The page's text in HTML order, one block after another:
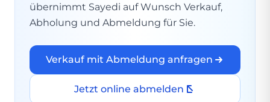
übernimmt Sayedi auf Wunsch Verkauf,
Abholung und Abmeldung für Sie.
Verkauf mit Abmeldung anfragen
Jetzt online abmelden